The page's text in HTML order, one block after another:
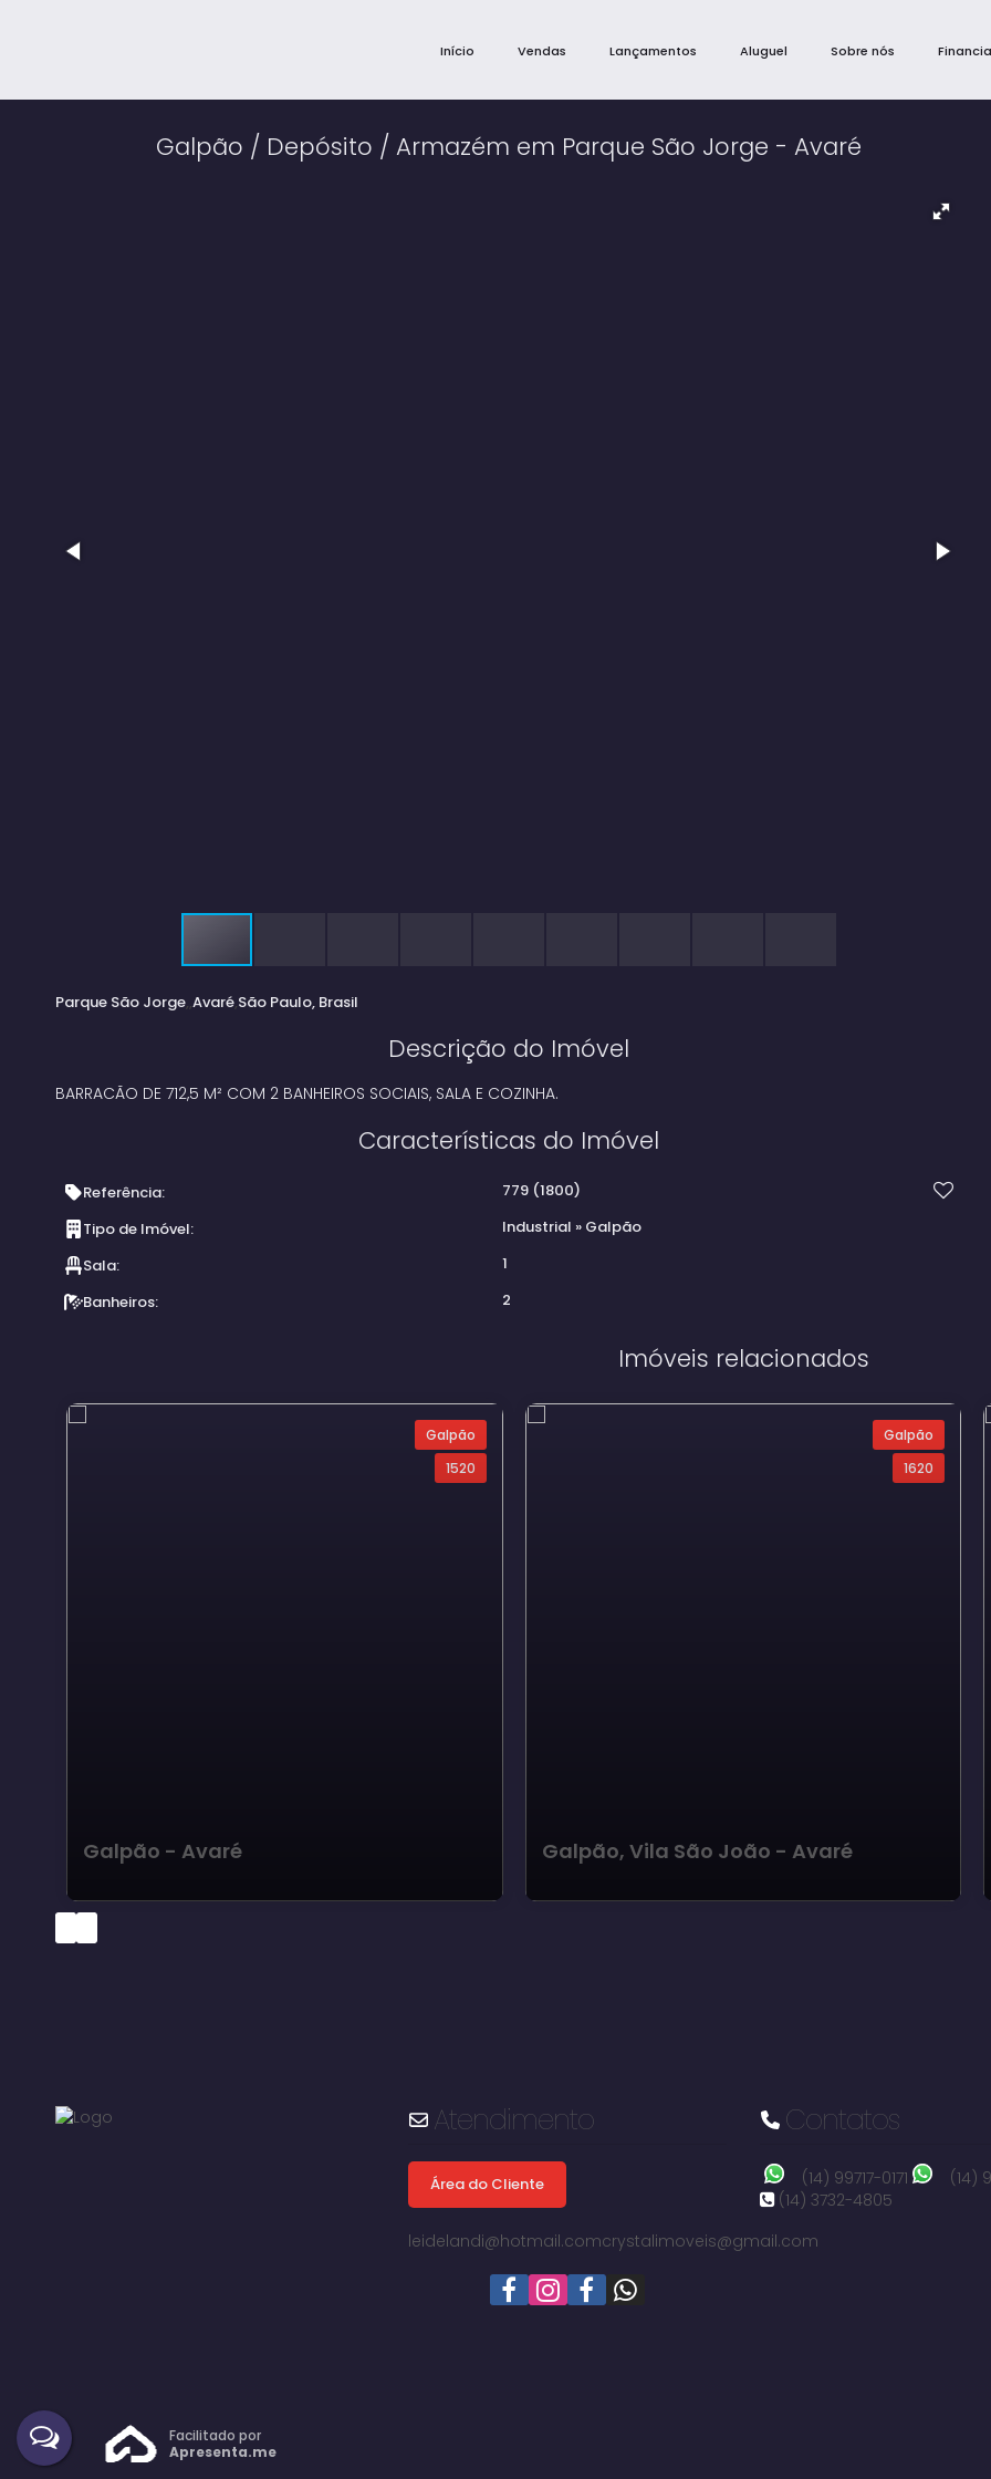
Sobre nós
Aluguel
Lançamentos
Vendas
Início
Galpão / Depósito / Armazém em Parque São Jorge - Avaré
Parque São Jorge Avaré São Paulo, Brasil
Descrição do Imóvel
BARRACÃO DE 712,5 M² COM 2 BANHEIROS SOCIAIS, SALA E COZINHA.
Características do Imóvel
Referência: 779 (1800)
Tipo de Imóvel:
Industrial » Galpão
Sala:
1
Banheiros:
2
Imóveis relacionados
Galpão
1520
Galpão - Avaré
Galpão
1620
Galpão, Vila São João - Avaré
Vila São João, Avaré, São Paulo, Brasil
Atendimento
Área do Cliente
leidelandi@hotmail.comcrystalimoveis@gmail.com
Contatos
(14) 99717-0171
(14)
(14) 3732-4805